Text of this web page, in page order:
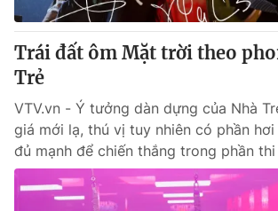
Trái đất ôm Mặt trời theo
Trẻ
VTV.vn - Ý tưởng dàn dựng của Nhà
giá mới lạ, thú vị tuy nhiên có phần hơi
đủ mạnh để chiến thắng trong phần